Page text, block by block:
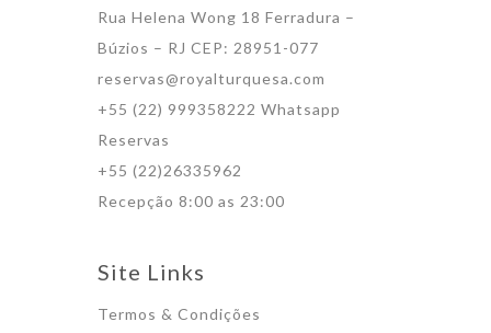
Rua Helena Wong 18 Ferradura –
Búzios – RJ CEP: 28951-077
reservas@royalturquesa.com
+55 (22) 999358222 Whatsapp
Reservas
+55 (22)26335962
Recepção 8:00 as 23:00
Site Links
Termos & Condições